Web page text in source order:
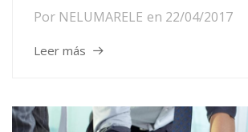
Por NELUMARELE en 22/04/2017
Leer más